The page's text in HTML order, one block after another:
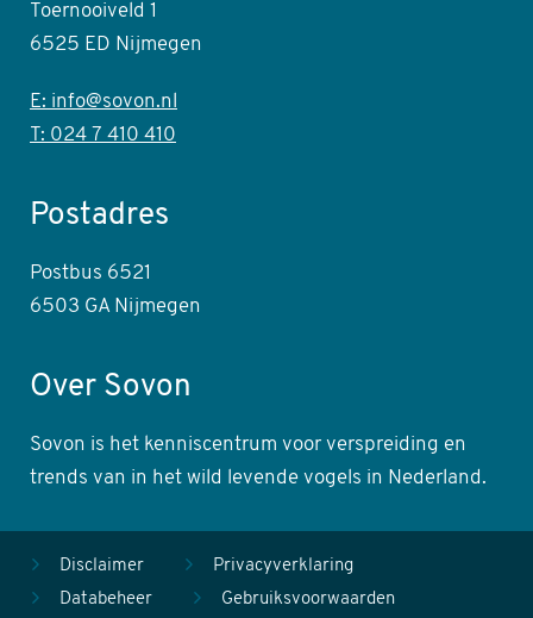
Toernooiveld 1
6525 ED Nijmegen
E: info@sovon.nl
T: 024 7 410 410
Postadres
Postbus 6521
6503 GA Nijmegen
Over Sovon
Sovon is het kenniscentrum voor verspreiding en
trends van in het wild levende vogels in Nederland.
Disclaimer
Privacyverklaring
Databeheer
Gebruiksvoorwaarden